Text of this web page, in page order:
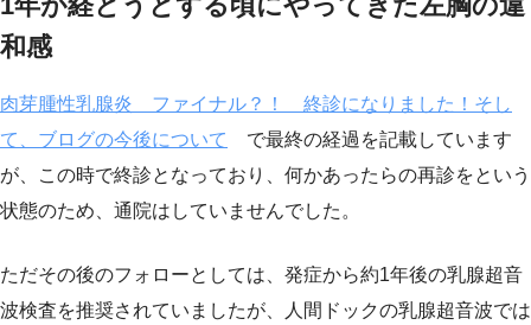
和感
肉芽腫性乳腺炎 ファイナル？！ 終診になりました！そし
て、ブログの今後について
で最終の経過を記載しています
が、この時で終診となっており、何かあったらの再診をという
状態のため、通院はしていませんでした。
ただその後のフォローとしては、発症から約1年後の乳腺超音
波検査を推奨されていましたが、人間ドックの乳腺超音波では